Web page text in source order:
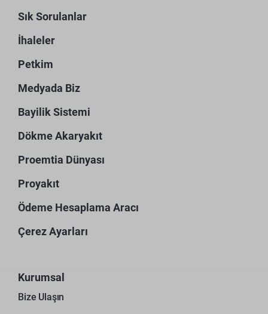
Sık Sorulanlar
İhaleler
Petkim
Medyada Biz
Bayilik Sistemi
Dökme Akaryakıt
Proemtia Dünyası
Proyakıt
Ödeme Hesaplama Aracı
Çerez Ayarları
Kurumsal
Bize Ulaşın